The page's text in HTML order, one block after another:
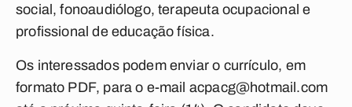
social, fonoaudiólogo, terapeuta ocupacional e
profissional de educação física.
Os interessados podem enviar o currículo, em
formato PDF, para o e-mail acpacg@hotmail.com